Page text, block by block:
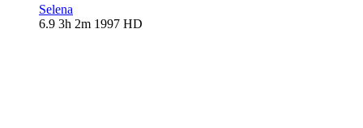
Selena
6.9 3h 2m 1997 HD